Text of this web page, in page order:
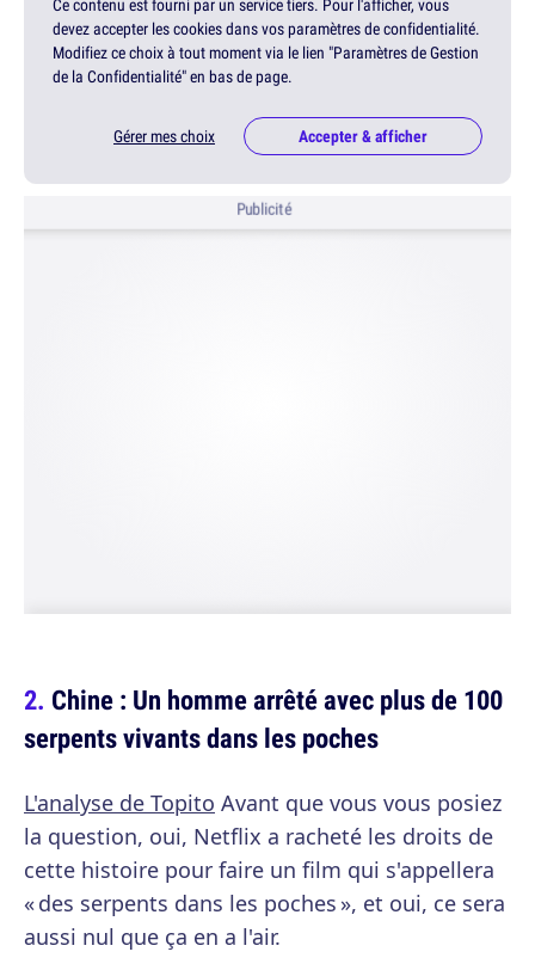
Ce contenu est fourni par un service tiers. Pour l'afficher, vous
devez accepter les cookies dans vos paramètres de confidentialité.
Modifiez ce choix à tout moment via le lien "Paramètres de Gestion
de la Confidentialité" en bas de page.
Gérer mes choix Accepter & afficher
Publicité
Chine : Un homme arrêté avec plus de 100
serpents vivants dans les poches
L'analyse de Topito Avant que vous vous posiez
la question, oui, Netflix a racheté les droits de
cette histoire pour faire un film qui s'appellera
« des serpents dans les poches », et oui, ce sera
aussi nul que ça en a l'air.